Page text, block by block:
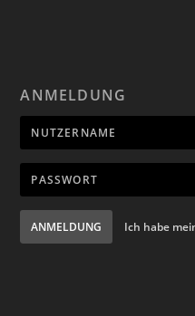
ANMELDUNG
ANMELDUNG Ich habe